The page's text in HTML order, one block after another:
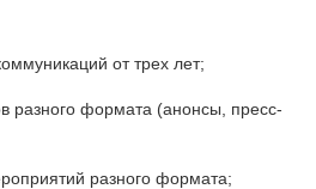
от трех лет;
разного формата (анонсы, пресс-
разного формата;